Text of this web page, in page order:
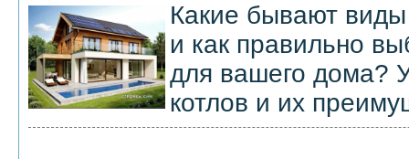
Какие бывают виды
и как правильно
для вашего дома?
котлов и их